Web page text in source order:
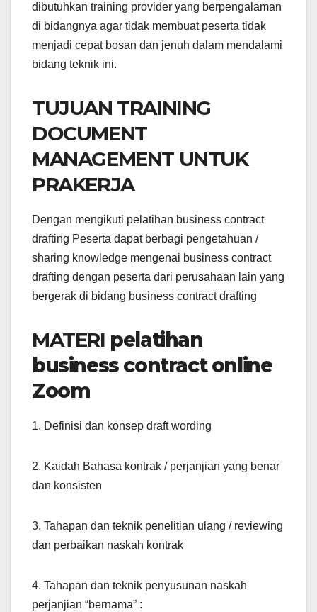
dibutuhkan training provider yang berpengalaman
di bidangnya agar tidak membuat peserta tidak
menjadi cepat bosan dan jenuh dalam mendalami
bidang teknik ini.
TUJUAN TRAINING
DOCUMENT
MANAGEMENT UNTUK
PRAKERJA
Dengan mengikuti pelatihan business contract
drafting Peserta dapat berbagi pengetahuan /
sharing knowledge mengenai business contract
drafting dengan peserta dari perusahaan lain yang
bergerak di bidang business contract drafting
MATERI pelatihan
business contract online
Zoom
1. Definisi dan konsep draft wording
2. Kaidah Bahasa kontrak / perjanjian yang benar
dan konsisten
3. Tahapan dan teknik penelitian ulang / reviewing
dan perbaikan naskah kontrak
4. Tahapan dan teknik penyusunan naskah
perjanjian “bernama” :